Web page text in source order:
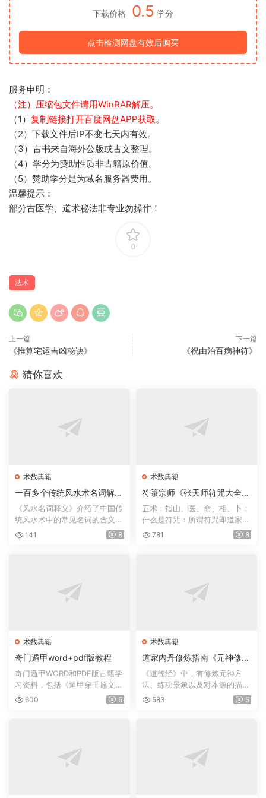
下载价格 0.5 学分
点击检测网盘有效后购买
服务申明：
（注）压缩包文件请用WinRAR解压。
（1） 复制链接打开百度网盘APP获取。
（2）下载文件后IP不变七天内有效。
（3）古书来自海外公版或古文整理。
（4）学分为赞助性质非古籍原价值。
（5）赞助学分是为域名服务器费用。
温馨提示：
部分古医学、道术秘法非专业勿操作！
0
法术
上一篇
《推算宅运吉凶秘诀》
下一篇
《祝由治百病神符》
猜你喜欢
术数典籍
一百多个传统风水术名词解释
《风水名词释义》
《风水名词释义》介绍了中国传
统风水术中的常见名词的含义，
如风水术、太极晕、生...
141 8
术数典籍
符箓宗师《张天师符咒大全》
符咒术法趋吉避凶方术
五术：指山、医、命、相、卜；
什么是符咒：所谓符咒即道家所
用的“符文咒训”的简称...
781 8
术数典籍
奇门遁甲word+pdf版教程
奇门遁甲WORD和PDF版古籍学
习资料，包括《遁甲穿壬原文之
注释》,《遁甲符应经》三...
600 5
术数典籍
道家内丹修炼指南《元神修炼
法》
《道德经》中，有修炼元神方
法、练功景象以及对本源的描
述。如： 谷神不死、是谓...
583 5